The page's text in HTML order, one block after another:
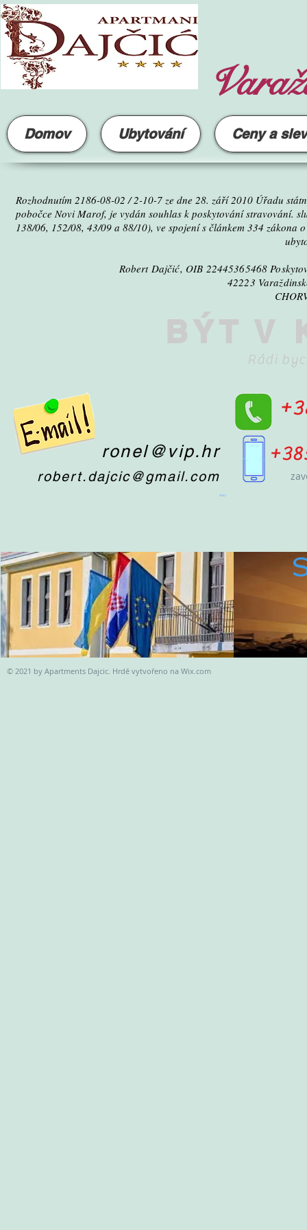
Domov Ubytování Ceny a
Rozhodnutím 2186-08-02 / 2-10-7 ze dne 28. září 2010 Úřadu
pobočce Novi Marof, je vydán souhlas k poskytování stravování.
138/06, 152/08, 43/09 a 88/10), ve spojení s článkem 334
Robert Dajčić, OIB 22445365468
42223
BÝT V
Rádi
ronel@vip.hr
robert.dajcic@gmail.com
© 2021 by Apartments Dajcic. Hrdě vytvořeno na Wix.com